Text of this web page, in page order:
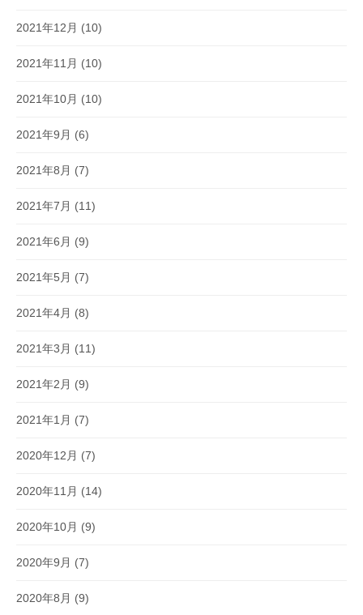
2021年12月 (10)
2021年11月 (10)
2021年10月 (10)
2021年9月 (6)
2021年8月 (7)
2021年7月 (11)
2021年6月 (9)
2021年5月 (7)
2021年4月 (8)
2021年3月 (11)
2021年2月 (9)
2021年1月 (7)
2020年12月 (7)
2020年11月 (14)
2020年10月 (9)
2020年9月 (7)
2020年8月 (9)